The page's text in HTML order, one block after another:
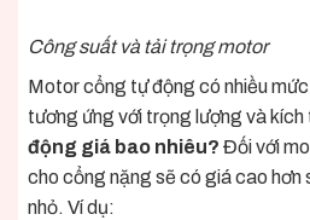
Công suất và tải trọng motor
Motor cổng tự động có nhiều
tương ứng với trọng lượng và
động giá bao nhiêu? Đối với
cho cổng nặng sẽ có giá cao hơn
nhỏ. Ví dụ: